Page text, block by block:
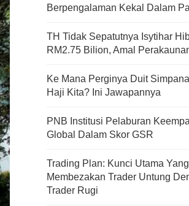
Berpengalaman Kekal Dalam
TH Tidak Sepatutnya Isytihar
RM2.75 Bilion, Amal
Ke Mana Perginya Duit
Haji Kita? Ini Jawapannya
PNB Institusi Pelaburan
Global Dalam Skor GSR
Trading Plan: Kunci Utama Yang
Membezakan Trader Untung
Trader Rugi